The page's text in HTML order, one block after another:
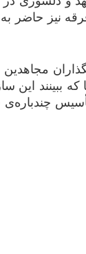
نیز حاضر
ببینند این
تأسیس